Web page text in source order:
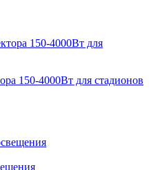
150-4000Вт для стадионов